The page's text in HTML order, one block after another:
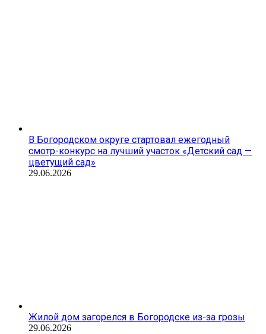
В Богородском округе стартовал ежегодный
смотр-конкурс на лучший участок «Детский сад —
цветущий сад»
29.06.2026
Жилой дом загорелся в Богородске из-за грозы
29.06.2026